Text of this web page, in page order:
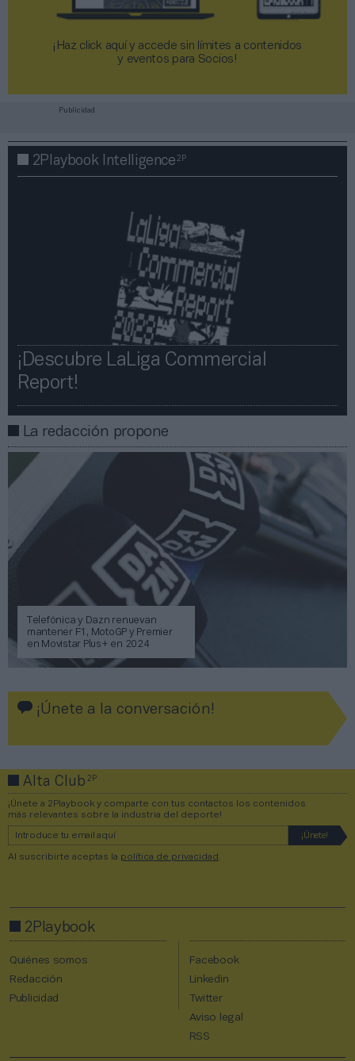
¡Haz click aquí y accede sin límites a contenidos
y eventos para Socios!​​​​​​​
Publicidad
2Playbook Intelligence2P
¡Descubre LaLiga Commercial
Report!​​
La redacción propone
Telefónica y Dazn renuevan
mantener F1, MotoGP y Premier
en Movistar Plus+ en 2024
¡Únete a la conversación!
Alta Club2P
¡Únete a 2Playbook y comparte con tus contactos los contenidos
más relevantes sobre la industria del deporte!
Al suscribirte aceptas la política de privacidad .
2Playbook
Quiénes somos
Redacción
Publicidad
Facebook
Linkedin
Twitter
Aviso legal
RSS